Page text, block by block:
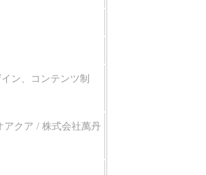
ン、コンテンツ制
アクア / 株式会社萬丹